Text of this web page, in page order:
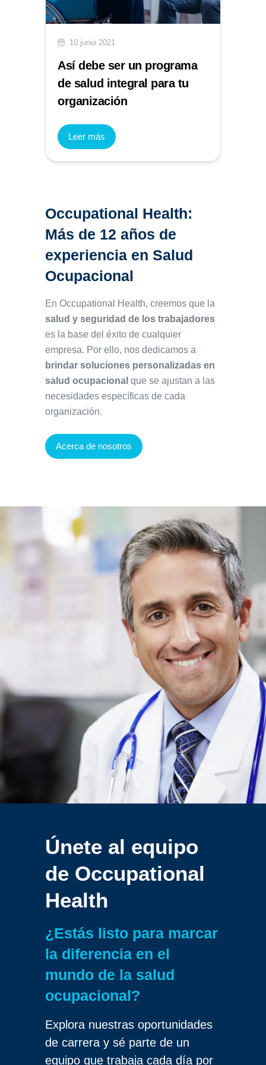
10 junio 2021
Así debe ser un programa
de salud integral para tu
organización
Leer más
Occupational Health:
Más de 12 años de
experiencia en Salud
Ocupacional
En Occupational Health, creemos que la
salud y seguridad de los trabajadores
es la base del éxito de cualquier
empresa. Por ello, nos dedicamos a
brindar soluciones personalizadas en
salud ocupacional que se ajustan a las
necesidades específicas de cada
organización.
Acerca de nosotros
Únete al equipo
de Occupational
Health
¿Estás listo para marcar
la diferencia en el
mundo de la salud
ocupacional?
Explora nuestras oportunidades
de carrera y sé parte de un
equipo que trabaja cada día por